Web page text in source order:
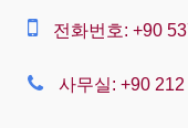
Français
전화번호: +90
사무실: +90